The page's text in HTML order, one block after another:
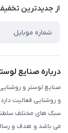
تماس با ما
راهنما
از جدید‌ترین
درباره صنایع
صنایع لوستر و
و روشنایی فعالیت
سبک های مختلف
می باشد و هدف و